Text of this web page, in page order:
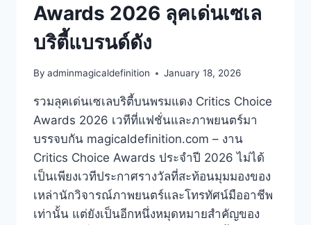
Awards 2026 ลุคเด่นเซเล
บริตี้แบรนด์ดัง
By adminmagicaldefinition January 18, 2026
รวมลุคเด่นเซเลบริตี้บนพรมแดง Critics Choice
Awards 2026 เวทีที่แฟชั่นและภาพยนตร์มา
บรรจบกัน magicaldefinition.com – งาน
Critics Choice Awards ประจำปี 2026 ไม่ได้
เป็นเพียงเวทีประกาศรางวัลที่สะท้อนมุมมองของ
เหล่านักวิจารณ์ภาพยนตร์และโทรทัศน์มืออาชีพ
เท่านั้น แต่ยังเป็นอีกหนึ่งหมุดหมายสำคัญของ